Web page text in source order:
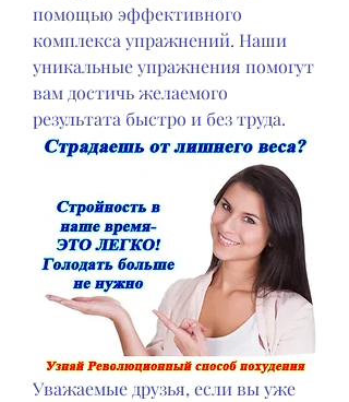
помощью эффективного
комплекса упражнений. Наши
уникальные упражнения помогут
вам достичь желаемого
результата быстро и без труда.
Уважаемые друзья, если вы уже